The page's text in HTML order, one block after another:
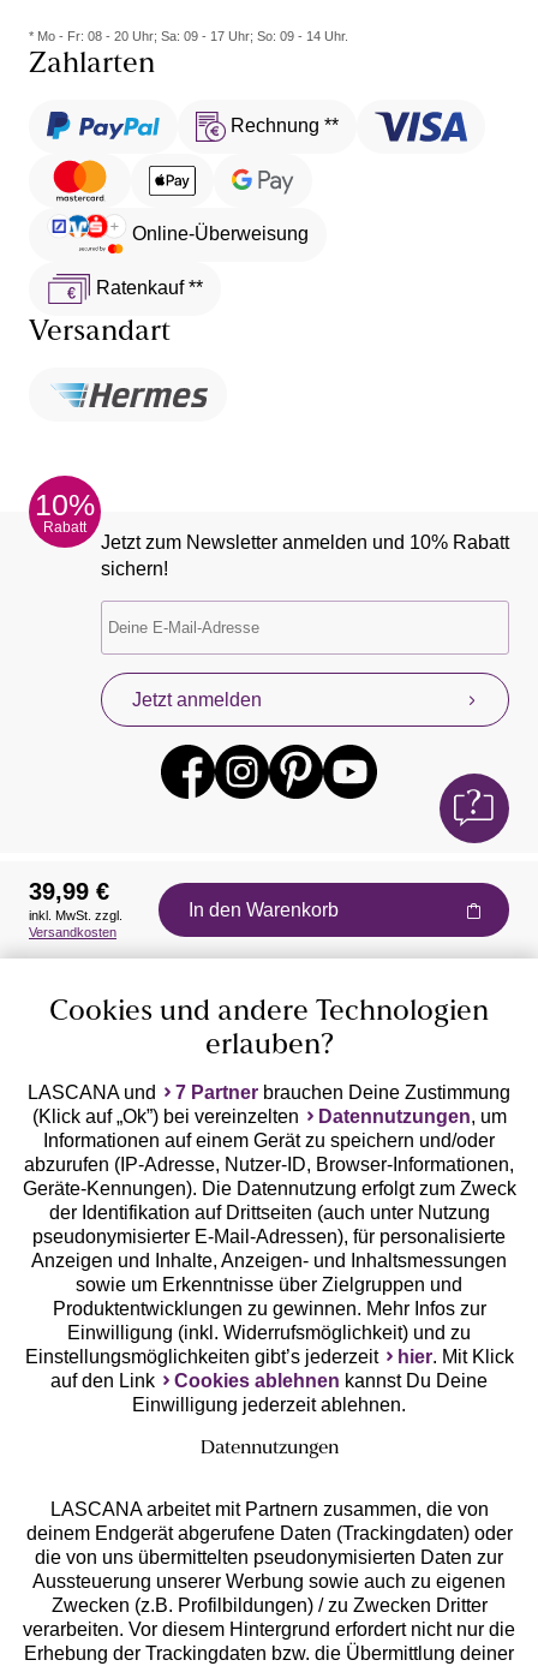
* Mo - Fr: 08 - 20 Uhr; Sa: 09 - 17 Uhr; So: 09 - 14 Uhr.
Zahlarten
Rechnung **
Online-Überweisung
Ratenkauf **
Versandart
10%
Rabatt
Jetzt zum Newsletter anmelden und 10% Rabatt
sichern!
Jetzt anmelden
Auszeichnungen
Geprüfte Sicherheit
Unsere Apps
Services
Beratung
39,99 €
inkl. MwSt. zzgl.
Versandkosten
In den Warenkorb
Cookies und andere Technologien
erlauben?
LASCANA und 7 Partner brauchen Deine Zustimmung
(Klick auf „Ok”) bei vereinzelten
Datennutzungen, um
Informationen auf einem Gerät zu speichern und/oder
abzurufen (IP-Adresse, Nutzer-ID, Browser-Informationen,
Geräte-Kennungen). Die Datennutzung erfolgt zum Zweck
der Identifikation auf Drittseiten (auch unter Nutzung
pseudonymisierter E-Mail-Adressen), für personalisierte
Anzeigen und Inhalte, Anzeigen- und Inhaltsmessungen
sowie um Erkenntnisse über Zielgruppen und
Produktentwicklungen zu gewinnen. Mehr Infos zur
Einwilligung (inkl. Widerrufsmöglichkeit) und zu
Einstellungsmöglichkeiten gibt’s jederzeit
hier. Mit Klick
auf den Link
Cookies ablehnen kannst Du Deine
Einwilligung jederzeit ablehnen.
Datennutzungen
LASCANA arbeitet mit Partnern zusammen, die von
deinem Endgerät abgerufene Daten (Trackingdaten) oder
die von uns übermittelten pseudonymisierten Daten zur
Aussteuerung unserer Werbung sowie auch zu eigenen
Zwecken (z.B. Profilbildungen) / zu Zwecken Dritter
verarbeiten. Vor diesem Hintergrund erfordert nicht nur die
Erhebung der Trackingdaten bzw. die Übermittlung deiner